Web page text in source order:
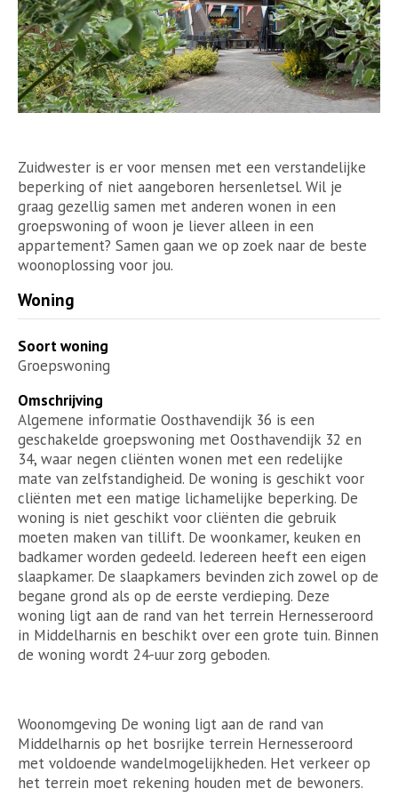
Zuidwester is er voor mensen met een verstandelijke
beperking of niet aangeboren hersenletsel. Wil je
graag gezellig samen met anderen wonen in een
groepswoning of woon je liever alleen in een
appartement? Samen gaan we op zoek naar de beste
woonoplossing voor jou.
Woning
Soort woning
Groepswoning
Omschrijving
Algemene informatie Oosthavendijk 36 is een
geschakelde groepswoning met Oosthavendijk 32 en
34, waar negen cliënten wonen met een redelijke
mate van zelfstandigheid. De woning is geschikt voor
cliënten met een matige lichamelijke beperking. De
woning is niet geschikt voor cliënten die gebruik
moeten maken van tillift. De woonkamer, keuken en
badkamer worden gedeeld. Iedereen heeft een eigen
slaapkamer. De slaapkamers bevinden zich zowel op de
begane grond als op de eerste verdieping. Deze
woning ligt aan de rand van het terrein Hernesseroord
in Middelharnis en beschikt over een grote tuin. Binnen
de woning wordt 24-uur zorg geboden.
Woonomgeving De woning ligt aan de rand van
Middelharnis op het bosrijke terrein Hernesseroord
met voldoende wandelmogelijkheden. Het verkeer op
het terrein moet rekening houden met de bewoners.